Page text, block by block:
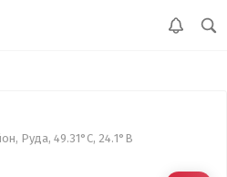
Руда, 49.31°С, 24.1°В